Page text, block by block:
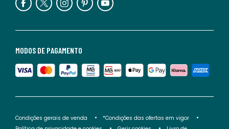
MODOS DE PAGAMENTO
Condições gerais de venda
*Condições das ofertas em vigor